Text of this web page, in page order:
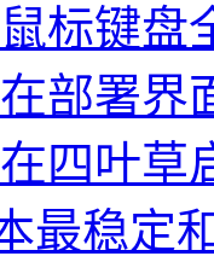
标键盘
部署界
四叶草
最稳定